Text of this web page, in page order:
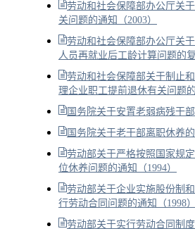
劳动和社会保障部办公厅关
关问题的通知（2003）
劳动和社会保障部办公厅关
人员再就业后工龄计算问题的复
劳动和社会保障部关于制止
理企业职工提前退休有关问题的
国务院关于安置老弱病残干
国务院关于老干部离职休养的
劳动部关于严格按照国家规
位休养问题的通知（1994）
劳动部关于企业实施股份制
行劳动合同问题的通知（1998）
劳动部关于实行劳动合同制